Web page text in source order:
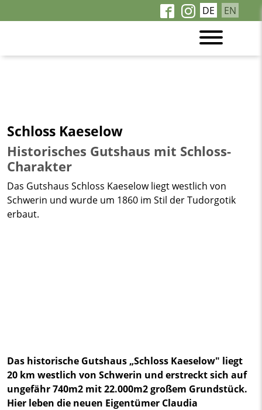
DE EN
Schloss Kaeselow
Historisches Gutshaus mit Schloss-
Charakter
Das Gutshaus Schloss Kaeselow liegt westlich von
Schwerin und wurde um 1860 im Stil der Tudorgotik
erbaut.
Das historische Gutshaus „Schloss Kaeselow" liegt
20 km westlich von Schwerin und erstreckt sich auf
ungefähr 740m2 mit 22.000m2 großem Grundstück.
Hier leben die neuen Eigentümer Claudia